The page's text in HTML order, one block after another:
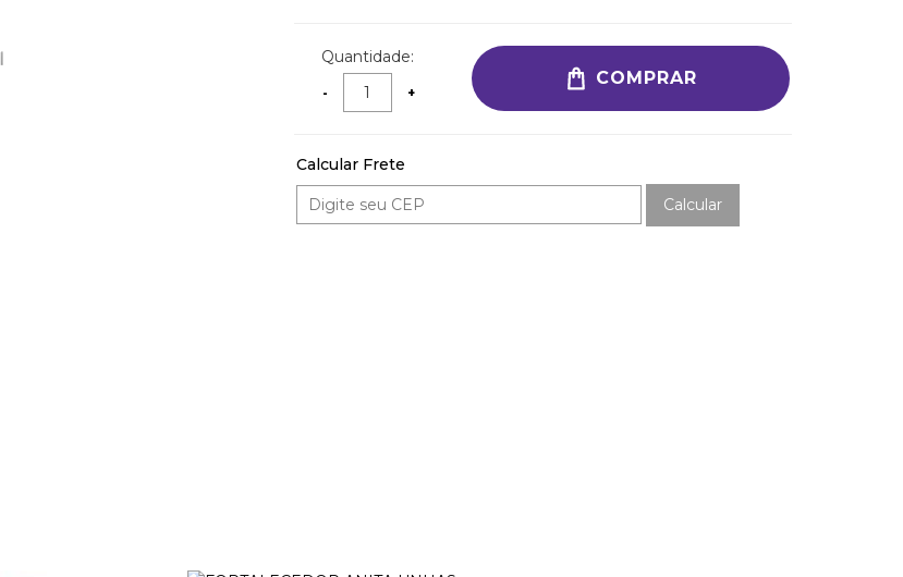
Quantidade:
COMPRAR
Calcular Frete
Calcular